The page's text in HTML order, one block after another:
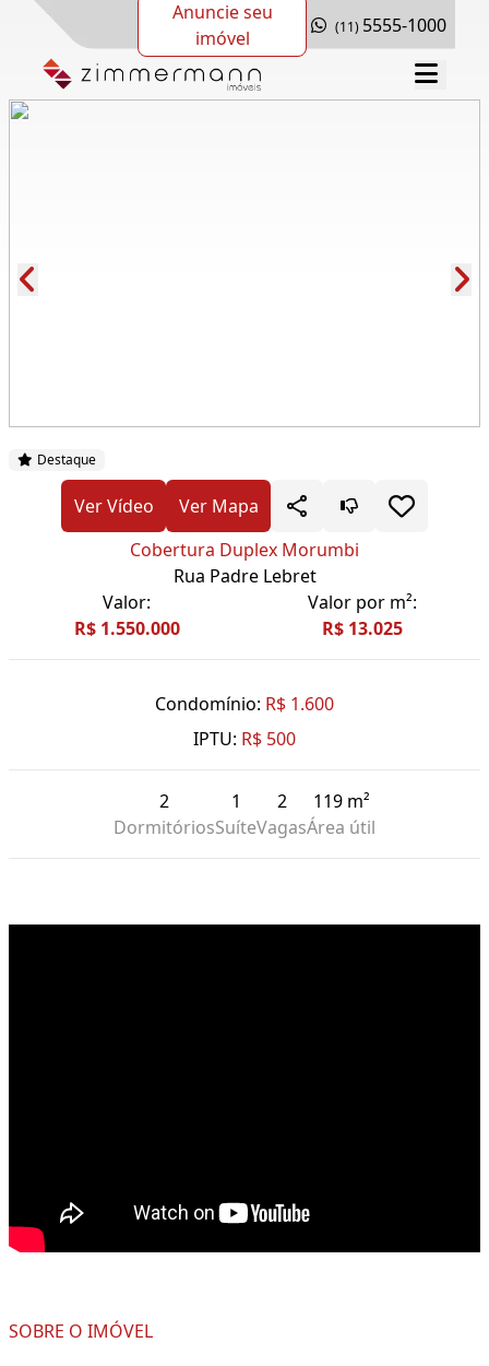
Anuncie seu
imóvel
(11) 5555-1000
Destaque
Ver Vídeo
Ver Mapa
Cobertura Duplex Morumbi
Rua Padre Lebret
Valor:
R$ 1.550.000
Valor por m²:
R$ 13.025
Condomínio: R$ 1.600
IPTU: R$ 500
2
Dormitórios
1
Suíte
2
Vagas
119 m²
Área útil
SOBRE O IMÓVEL